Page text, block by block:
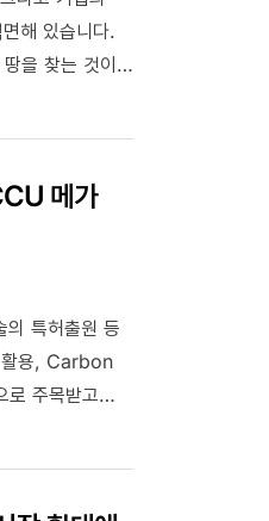
해 있습니다.
을 찾는 것이
너지 시장의
할 요소들을
습니다. 이번
메가
특허출원 등
활용, Carbon
주목받고